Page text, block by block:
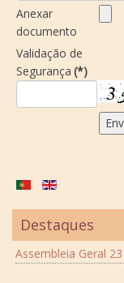
Anexar
documento
Validação de
Segurança (*)
Destaques
Assembleia Geral